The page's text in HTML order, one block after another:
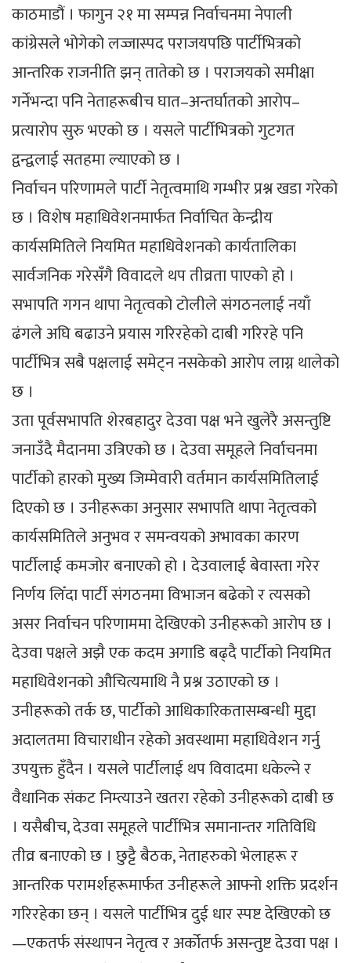
काठमाडौं । फागुन २१ मा सम्पन्न निर्वाचनमा नेपाली
कांग्रेसले भोगेको लज्जास्पद पराजयपछि पार्टीभित्रको
आन्तरिक राजनीति झन् तातेको छ । पराजयको समीक्षा
गर्नेभन्दा पनि नेताहरूबीच घात–अन्तर्घातको आरोप–
प्रत्यारोप सुरु भएको छ । यसले पार्टीभित्रको गुटगत
द्वन्द्वलाई सतहमा ल्याएको छ ।
निर्वाचन परिणामले पार्टी नेतृत्वमाथि गम्भीर प्रश्न खडा गरेको
छ । विशेष महाधिवेशनमार्फत निर्वाचित केन्द्रीय
कार्यसमितिले नियमित महाधिवेशनको कार्यतालिका
सार्वजनिक गरेसँगै विवादले थप तीव्रता पाएको हो ।
सभापति गगन थापा नेतृत्वको टोलीले संगठनलाई नयाँ
ढंगले अघि बढाउने प्रयास गरिरहेको दाबी गरिरहे पनि
पार्टीभित्र सबै पक्षलाई समेट्न नसकेको आरोप लाग्न थालेको
छ ।
उता पूर्वसभापति शेरबहादुर देउवा पक्ष भने खुलेरै असन्तुष्टि
जनाउँदै मैदानमा उत्रिएको छ । देउवा समूहले निर्वाचनमा
पार्टीको हारको मुख्य जिम्मेवारी वर्तमान कार्यसमितिलाई
दिएको छ । उनीहरूका अनुसार सभापति थापा नेतृत्वको
कार्यसमितिले अनुभव र समन्वयको अभावका कारण
पार्टीलाई कमजोर बनाएको हो । देउवालाई बेवास्ता गरेर
निर्णय लिँदा पार्टी संगठनमा विभाजन बढेको र त्यसको
असर निर्वाचन परिणाममा देखिएको उनीहरूको आरोप छ ।
देउवा पक्षले अझै एक कदम अगाडि बढ्दै पार्टीको नियमित
महाधिवेशनको औचित्यमाथि नै प्रश्न उठाएको छ ।
उनीहरूको तर्क छ, पार्टीको आधिकारिकतासम्बन्धी मुद्दा
अदालतमा विचाराधीन रहेको अवस्थामा महाधिवेशन गर्नु
उपयुक्त हुँदैन । यसले पार्टीलाई थप विवादमा धकेल्ने र
वैधानिक संकट निम्त्याउने खतरा रहेको उनीहरूको दाबी छ
। यसैबीच, देउवा समूहले पार्टीभित्र समानान्तर गतिविधि
तीव्र बनाएको छ । छुट्टै बैठक, नेताहरुको भेलाहरू र
आन्तरिक परामर्शहरूमार्फत उनीहरूले आफ्नो शक्ति प्रदर्शन
गरिरहेका छन् । यसले पार्टीभित्र दुई धार स्पष्ट देखिएको छ
—एकतर्फ संस्थापन नेतृत्व र अर्कोतर्फ असन्तुष्ट देउवा पक्ष ।